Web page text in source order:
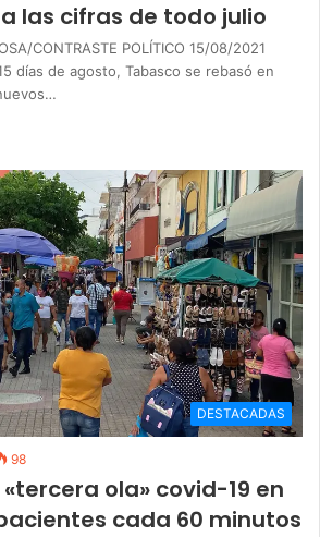
las cifras de todo julio
CONTRASTE POLÍTICO 15/08/2021
días de agosto, Tabasco se rebasó en
DESTACADAS
98
ola» covid-19 en
cada 60 minutos